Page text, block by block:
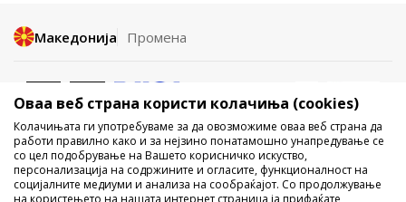
Македонија Промена
Не е дозволено превземање или користење на содржината од
интернет страните на Sport Vision, делумно или целосно a се
Оваа веб страна користи колачиња (cookies)
Колачињата ги употребуваме за да овозможиме оваа веб страна да
работи правилно како и за нејзино понатамошно унапредување се
со цел подобрување на Вашето корисничко искуство,
персонализација на содржините и огласите, функционалност на
социјалните медиуми и анализа на сообраќајот. Со продолжување
на користењето на нашата интернет страница ја прифаќате